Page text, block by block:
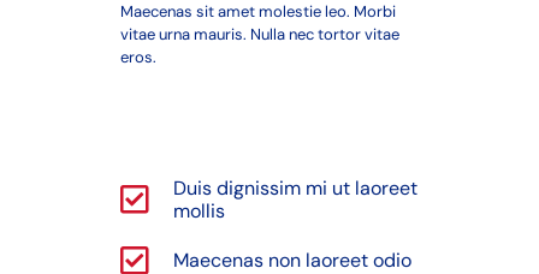
Maecenas sit amet molestie leo. Morbi
vitae urna mauris. Nulla nec tortor vitae
eros.
Duis dignissim mi ut laoreet
mollis
Maecenas non laoreet odio